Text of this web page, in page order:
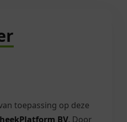
toepassing op deze
BV. Door